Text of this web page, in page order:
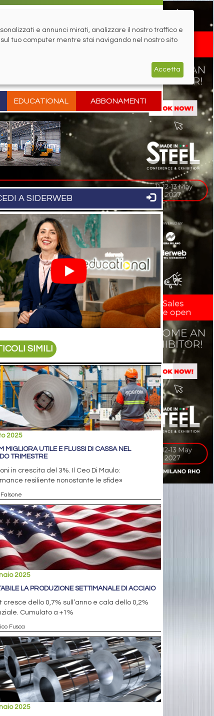
EDUCATIONAL ABBONAMENTI
A SIDERWEB
SIMILI
2025
MIGLIORA UTILE E FLUSSI DI CASSA NEL
TRIMESTRE
in crescita del 3%. Il Ceo Di Maulo:
resiliente nonostante le sfide»
2025
LA PRODUZIONE SETTIMANALE DI ACCIAIO
cresce dello 0,7% sull’anno e cala dello 0,2%
Cumulato a +1%
Fusca
2025
e annunci mirati, analizzare il nostro traffico e
tuo computer mentre stai navigando nel nostro sito
Accetta